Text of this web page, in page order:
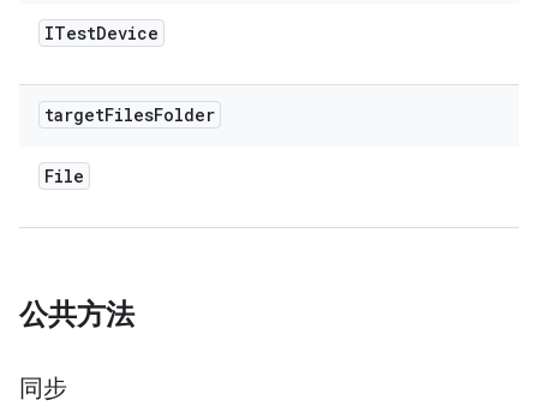
ITestDevice
targetFilesFolder
File
公共方法
同步